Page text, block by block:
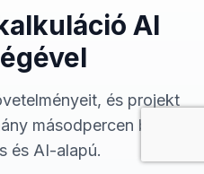
AI
és projekt
másodpercen belül -
és AI-alapú.